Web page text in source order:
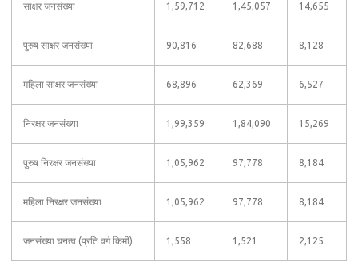
साक्षर जनसंख्या 1,59,712 1,45,057 14,655
पुरुष साक्षर जनसंख्या 90,816 82,688 8,128
महिला साक्षर जनसंख्या 68,896 62,369 6,527
निरक्षर जनसंख्या 1,99,359 1,84,090 15,269
पुरुष निरक्षर जनसंख्या 1,05,962 97,778 8,184
महिला निरक्षर जनसंख्या 1,05,962 97,778 8,184
जनसंख्या घनत्व (प्रति वर्ग किमी) 1,558 1,521 2,125